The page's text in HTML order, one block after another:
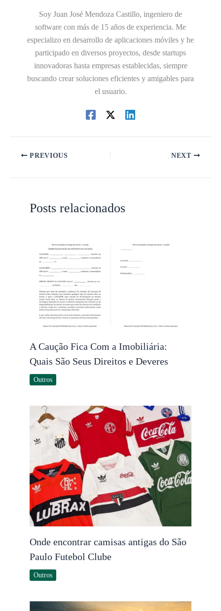
Soy Juan José Mendoza Castillo, ingeniero de
software con más de 15 años de experiencia. Me
especializo en desarrollo de aplicaciones móviles y he
participado en diversos proyectos, desde startups
innovadoras hasta empresas establecidas, siempre
buscando crear soluciones eficientes y amigables para
el usuario.
PREVIOUS NEXT
Posts relacionados
A Caução Fica Com a Imobiliária:
Quais São Seus Direitos e Deveres
Outros
Onde encontrar camisas antigas do São
Paulo Futebol Clube
Outros